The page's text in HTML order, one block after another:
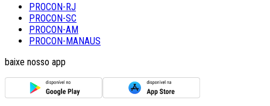
PROCON-RJ
PROCON-SC
PROCON-AM
PROCON-MANAUS
baixe nosso app